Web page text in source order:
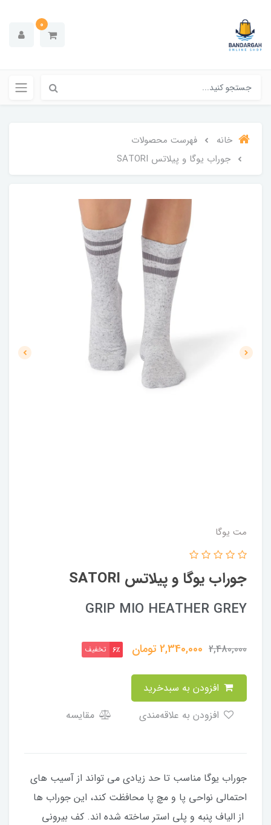
0
خانه
فهرست محصولات
جوراب یوگا و پیلاتس SATORI
مت یوگا
جوراب یوگا و پیلاتس SATORI
GRIP MIO HEATHER GREY
2,480,000
2,340,000تومان 6٪ تخفیف
مقایسه
جوراب یوگا مناسب تا حد زیادی می تواند از آسیب های
احتمالی نواحی پا و مچ پا محافظت کند، این جوراب ها
از الیاف پنبه و پلی استر ساخته شده اند. کف بیرونی